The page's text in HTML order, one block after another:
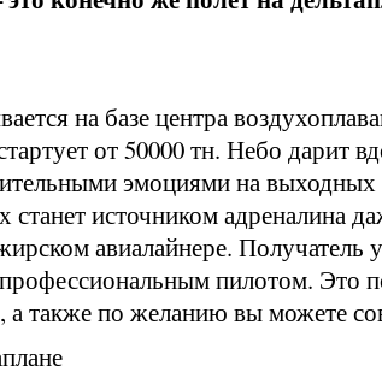
на базе центра
от 50000 тн. Небо дарит
эмоциями на
станет источником адреналина
авиалайнере. Получатель
пилотом. Это
а также по желанию вы можете